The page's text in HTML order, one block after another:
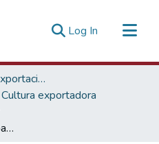
Log In (current)
Promoción de las Exportaciones
Cultura exportadora
Aprendiendo a exportar paso a paso (2da parte) [06 de abril de 2011]